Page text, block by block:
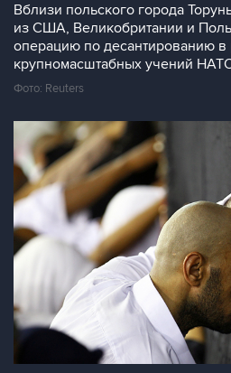
Вблизи польского города
из США, Великобритании и
операцию по десантированию в
крупномасштабных учений
Фото: Reuters